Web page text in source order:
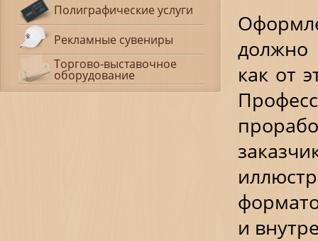
Полиграфические услуги
Рекламные сувениры
Торгово-выставочное
оборудование
должно
как от
и